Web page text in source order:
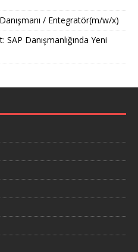
Danışmanı / Entegratör(m/w/x)
Danışmanlığında Yeni